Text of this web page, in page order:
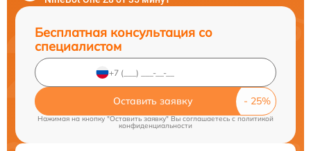
Бесплатная консультация со
специалистом
Оставить заявку
Нажимая на кнопку "Оставить заявку" Вы соглашаетесь c политикой
конфиденциальности